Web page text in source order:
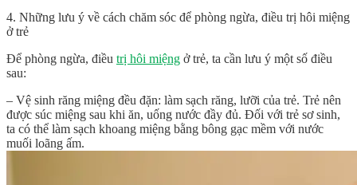
4. Những lưu ý về cách chăm sóc để phòng ngừa, điều trị hôi miệng
ở trẻ
Để phòng ngừa, điều trị hôi miệng ở trẻ, ta cần lưu ý một số điều
sau:
– Vệ sinh răng miệng đều đặn: làm sạch răng, lưỡi của trẻ. Trẻ nên
được súc miệng sau khi ăn, uống nước đầy đủ. Đối với trẻ sơ sinh,
ta có thể làm sạch khoang miệng bằng bông gạc mềm với nước
muối loãng ấm.